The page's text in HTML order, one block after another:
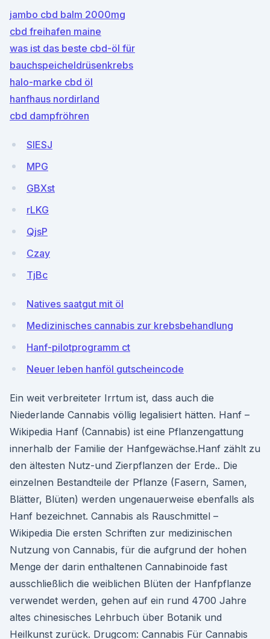
jambo cbd balm 2000mg
cbd freihafen maine
was ist das beste cbd-öl für
bauchspeicheldrüsenkrebs
halo-marke cbd öl
hanfhaus nordirland
cbd dampfröhren
SlESJ
MPG
GBXst
rLKG
QjsP
Czay
TjBc
Natives saatgut mit öl
Medizinisches cannabis zur krebsbehandlung
Hanf-pilotprogramm ct
Neuer leben hanföl gutscheincode
Ein weit verbreiteter Irrtum ist, dass auch die
Niederlande Cannabis völlig legalisiert hätten. Hanf –
Wikipedia Hanf (Cannabis) ist eine Pflanzengattung
innerhalb der Familie der Hanfgewächse.Hanf zählt zu
den ältesten Nutz-und Zierpflanzen der Erde.. Die
einzelnen Bestandteile der Pflanze (Fasern, Samen,
Blätter, Blüten) werden ungenauerweise ebenfalls als
Hanf bezeichnet. Cannabis als Rauschmittel –
Wikipedia Die ersten Schriften zur medizinischen
Nutzung von Cannabis, für die aufgrund der hohen
Menge der darin enthaltenen Cannabinoide fast
ausschließlich die weiblichen Blüten der Hanfpflanze
verwendet werden, gehen auf ein rund 4700 Jahre
altes chinesisches Lehrbuch über Botanik und
Heilkunst zurück. Drugcom: Cannabis Für Cannabis